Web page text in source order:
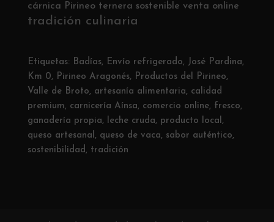
cárnica Pirineo ternera sostenible venta online
tradición culinaria
Etiquetas: Badías, Envío refrigerado, José Pardina,
Km 0, Pirineo Aragonés, Productos del Pirineo,
Valle de Broto, artesanía alimentaria, calidad
premium, carnicería Aínsa, comercio online, fresco,
ganadería propia, leche cruda, producto local,
queso artesanal, queso de vaca, sabor auténtico,
sostenibilidad, tradición